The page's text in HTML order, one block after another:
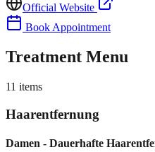
Official Website
Book Appointment
Treatment Menu
11 items
Haarentfernung
Damen - Dauerhafte